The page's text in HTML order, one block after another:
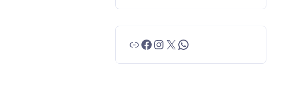
LinkFacebook
Instagram
X WhatsApp